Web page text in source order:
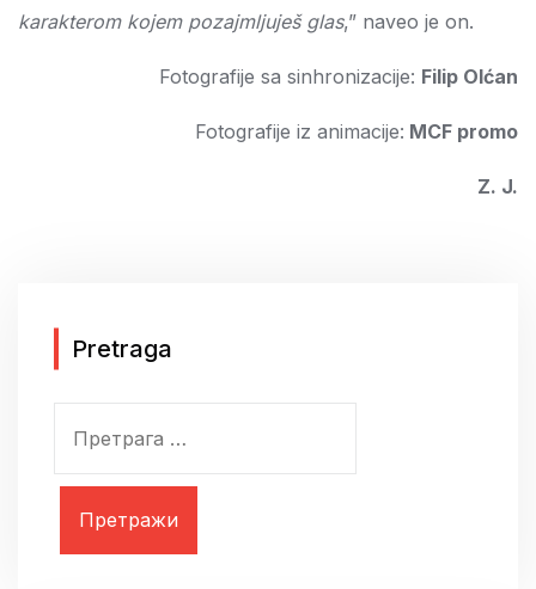
karakterom kojem pozajmljuješ glas,” naveo je on.
Fotografije sa sinhronizacije: Filip Olćan
Fotografije iz animacije: MCF promo
Z. J.
Pretraga
е